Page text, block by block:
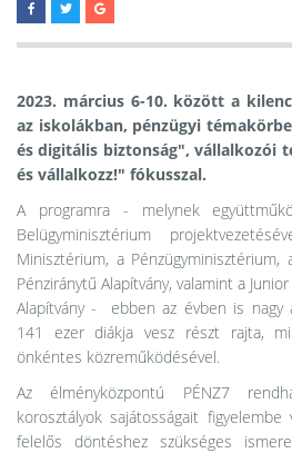
2023. március 6-10. között a
az iskolákban, pénzügyi
és digitális biztonság", vállalkozói
és vállalkozz!" fókusszal.
A programra - melynek
Belügyminisztérium
Minisztérium, a Pénzügyminisztérium,
Pénziránytű Alapítvány, valamint a
Alapítvány - ebben az évben is nagy
141 ezer diákja vesz részt rajta,
önkéntes közreműködésével.
Az élményközpontú PÉNZ7
korosztályok sajátosságait
felelős döntéshez szükséges